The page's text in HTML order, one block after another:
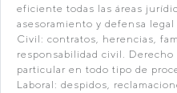
eficiente todas las áreas
asesoramiento y defensa
Civil: contratos, herencias,
responsabilidad civil.
particular en todo tipo de
Laboral: despidos,